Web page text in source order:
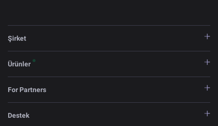
Şirket
Ürünler
For Partners
Destek